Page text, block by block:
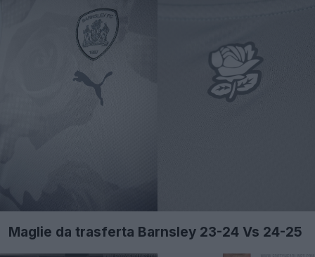
Maglie da trasferta Barnsley 23-24 Vs 24-25